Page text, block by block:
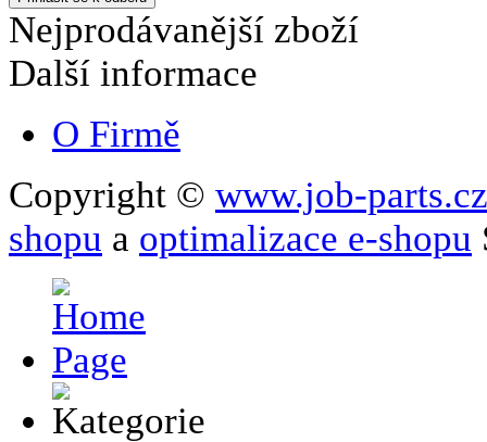
Nejprodávanější zboží
Další informace
O Firmě
Copyright © www.job-parts.cz
shopu a optimalizace e-shopu